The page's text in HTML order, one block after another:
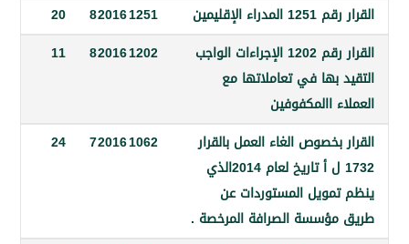
1251
2016
20
القرار رقم 1202 الإجراءات الواجب
بها في تعاملاتها مع
االمكفوفين
1202
2016
11
الغاء العمل بالقرار
1732 ل أ تاريخ لعام 2014الذي
المستوردات عن
الصرافة المرخصة .
1062
2016
24